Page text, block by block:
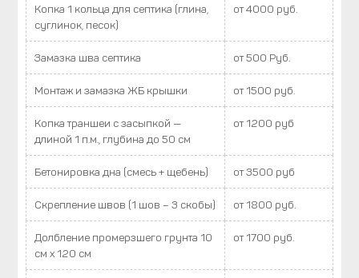
Копка 1 кольца для септика (глина,
суглинок, песок)
от 4000 руб.
Замазка шва септика от 500 Руб.
Монтаж и замазка ЖБ крышки от 1500 руб.
Копка траншеи с засыпкой —
длиной 1 п.м., глубина до 50 см
от 1200 руб
Бетонировка дна (смесь + щебень) от 3500 руб
Скрепление швов (1 шов – 3 скобы) от 1800 руб.
Долбление промерзшего грунта 10
см х 120 см
от 1700 руб.